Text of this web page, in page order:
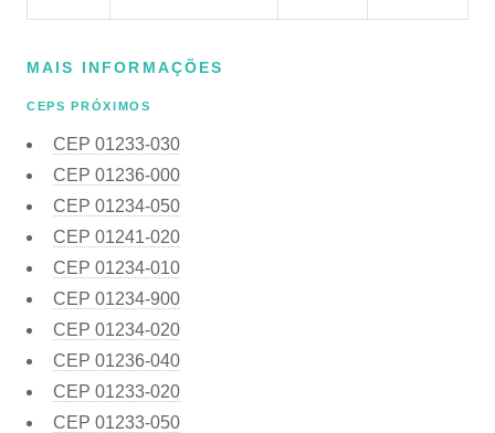
MAIS INFORMAÇÕES
CEPS PRÓXIMOS
CEP 01233-030
CEP 01236-000
CEP 01234-050
CEP 01241-020
CEP 01234-010
CEP 01234-900
CEP 01234-020
CEP 01236-040
CEP 01233-020
CEP 01233-050